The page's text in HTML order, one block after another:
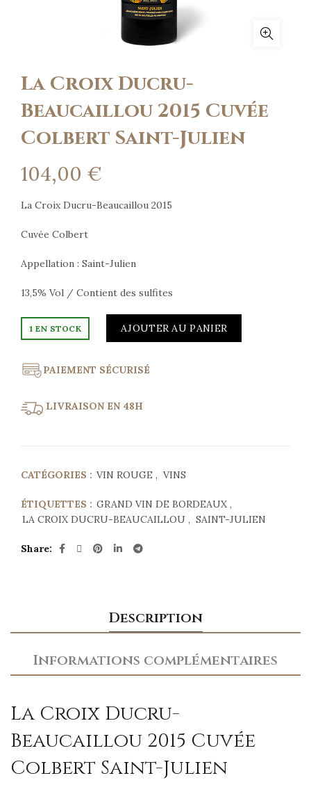
La Croix Ducru-
Beaucaillou 2015 Cuvée
Colbert Saint-Julien
104,00 €
La Croix Ducru-Beaucaillou 2015
Cuvée Colbert
Appellation : Saint-Julien
13,5% Vol / Contient des sulfites
1 EN STOCK AJOUTER AU PANIER
PAIEMENT SÉCURISÉ
LIVRAISON EN 48H
CATÉGORIES : VIN ROUGE , VINS
ÉTIQUETTES : GRAND VIN DE BORDEAUX ,
LA CROIX DUCRU-BEAUCAILLOU , SAINT-JULIEN
Share
Description
Informations complémentaires
La Croix Ducru-
Beaucaillou 2015 Cuvée
Colbert Saint-Julien